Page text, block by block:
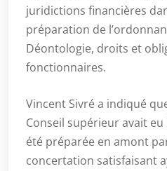
juridictions financières
préparation de
Déontologie, droits et
fonctionnaires.
Vincent Sivré a indiqué
Conseil supérieur avait eu
été préparée en amont
concertation satisfaisant